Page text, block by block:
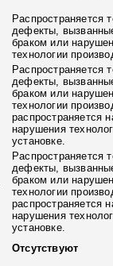
Распространяется
дефекты,
браком или
технологии
Распространяется
дефекты,
браком или
технологии
распространяется
нарушения
установке.
Распространяется
дефекты,
браком или
технологии
распространяется
нарушения
установке.
Отсутствуют